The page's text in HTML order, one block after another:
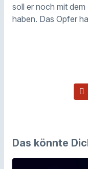
soll er noch mit
haben. Das Opfer
Das könnte